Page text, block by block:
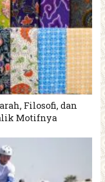
Filosofi, dan
Motifnya